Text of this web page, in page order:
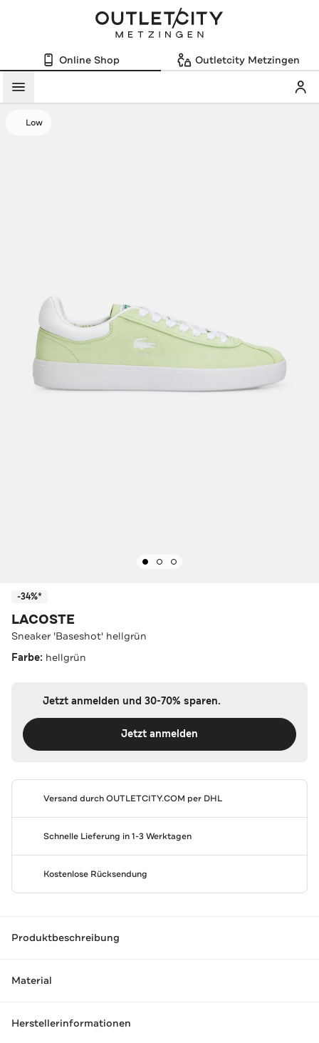
Online Shop Outletcity Metzingen
Menü
Low
-34%*
LACOSTE
Sneaker 'Baseshot' hellgrün
Farbe: hellgrün
Jetzt anmelden und 30-70% sparen.
Jetzt anmelden
Versand durchOUTLETCITY.COM per DHL
Schnelle Lieferung in 1-3 Werktagen
Kostenlose Rücksendung
Produktbeschreibung
Material
Herstellerinformationen